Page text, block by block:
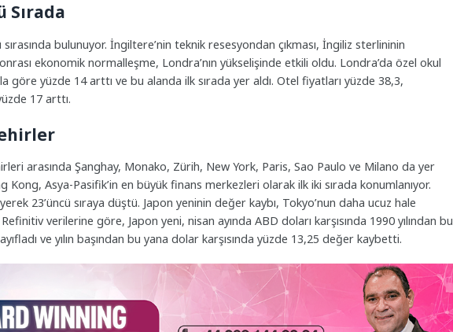
Sırada
bulunuyor. İngiltere’nin teknik resesyondan çıkması, İngiliz sterlininin
ekonomik normalleşme, Londra’nın yükselişinde etkili oldu. Londra’da özel okul
göre yüzde 14 arttı ve bu alanda ilk sırada yer aldı. Otel fiyatları yüzde 38,3,
17 arttı.
arasında Şanghay, Monako, Zürih, New York, Paris, Sao Paulo ve Milano da yer
Kong, Asya-Pasifik’in en büyük finans merkezleri olarak ilk iki sırada konumlanıyor.
23’üncü sıraya düştü. Japon yeninin değer kaybı, Tokyo’nun daha ucuz hale
verilerine göre, Japon yeni, nisan ayında ABD doları karşısında 1990 yılından bu
ve yılın başından bu yana dolar karşısında yüzde 13,25 değer kaybetti.